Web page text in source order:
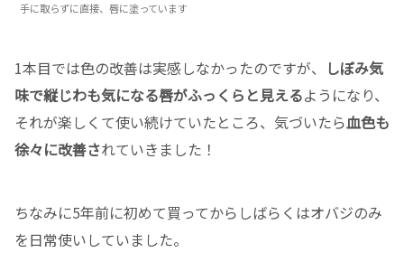
手に取らずに直接、唇に塗っています
1本目では色の改善は実感しなかったのですが、
しぼみ気
味で縦じわも気になる唇がふっくらと見えるようになり、
それが楽しくて使い続けていたところ、気づいたら血色も
徐々に改善されていきました！
ちなみに5年前に初めて買ってからしばらくはオバジのみ
を日常使いしていました。